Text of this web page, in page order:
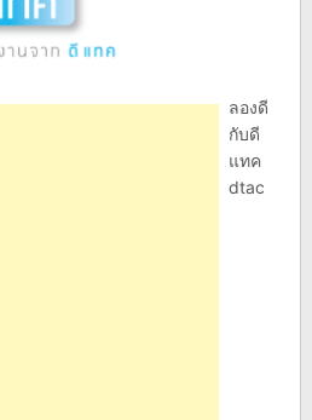
ลองดี
กับดี
แทค
dtac